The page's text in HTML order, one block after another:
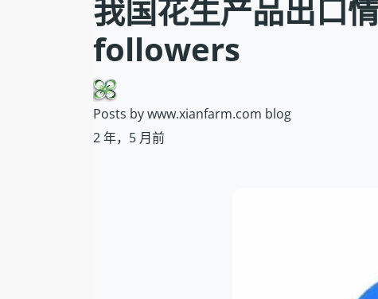
我国花生产品出
followers
Posts by www.xianfarm.com blog
2 年，5 月前